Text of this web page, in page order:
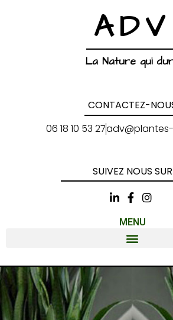
ADV
La Nature qui
CONTACTEZ-
06 18 10 53 27
SUIVEZ NOUS SUR
MENU